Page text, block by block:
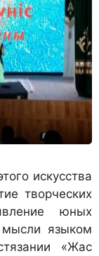
искусства
творческих
юных
языком
«Жас